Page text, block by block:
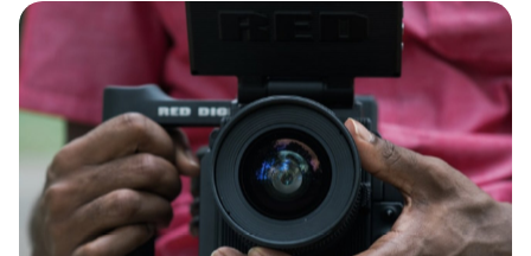
May 15, 2019